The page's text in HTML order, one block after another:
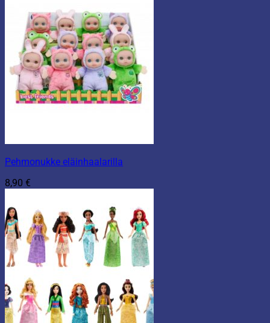
Pehmonukke eläinhaalarilla
8,90 €